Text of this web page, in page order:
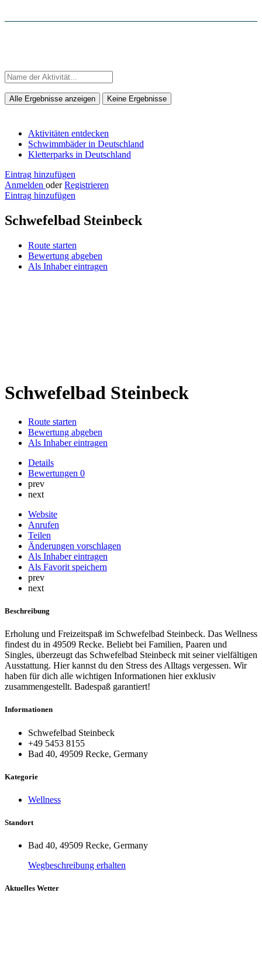
Alle Ergebnisse anzeigen Keine Ergebnisse
Aktivitäten entdecken
Schwimmbäder in Deutschland
Kletterparks in Deutschland
Eintrag hinzufügen
Anmelden oder Registrieren
Eintrag hinzufügen
Schwefelbad Steinbeck
Route starten
Bewertung abgeben
Als Inhaber eintragen
Schwefelbad Steinbeck
Route starten
Bewertung abgeben
Als Inhaber eintragen
Details
Bewertungen 0
prev
next
Website
Anrufen
Teilen
Änderungen vorschlagen
Als Inhaber eintragen
Als Favorit speichern
prev
next
Beschreibung
Erholung und Freizeitspaß im Schwefelbad Steinbeck. Das Wellness
findest du in 49509 Recke. Beliebt bei Familien, Paaren und
Singles, überzeugt das Schwefelbad Steinbeck mit seiner vielfältigen
Ausstattung. Hier kannst du den Stress des Alltags vergessen. Wir
haben für dich alle wichtigen Informationen hier exklusiv
zusammengestellt. Badespaß garantiert!
Informationen
Schwefelbad Steinbeck
+49 5453 8155
Bad 40, 49509 Recke, Germany
Kategorie
Wellness
Standort
Bad 40, 49509 Recke, Germany
Wegbeschreibung erhalten
Aktuelles Wetter